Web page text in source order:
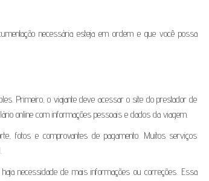
necessária esteja em ordem e que você possa
Primeiro, o viajante deve acessar o site do prestador de
online com informações pessoais e dados da viagem.
fotos e comprovantes de pagamento. Muitos serviços
necessidade de mais informações ou correções. Essa